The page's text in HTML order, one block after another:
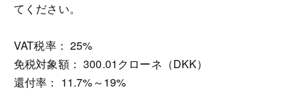
てください。
VAT税率： 25%
免税対象額： 300.01クローネ（DKK）
還付率： 11.7%～19%